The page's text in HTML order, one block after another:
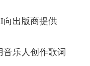
向出版商提供
乐人创作歌词